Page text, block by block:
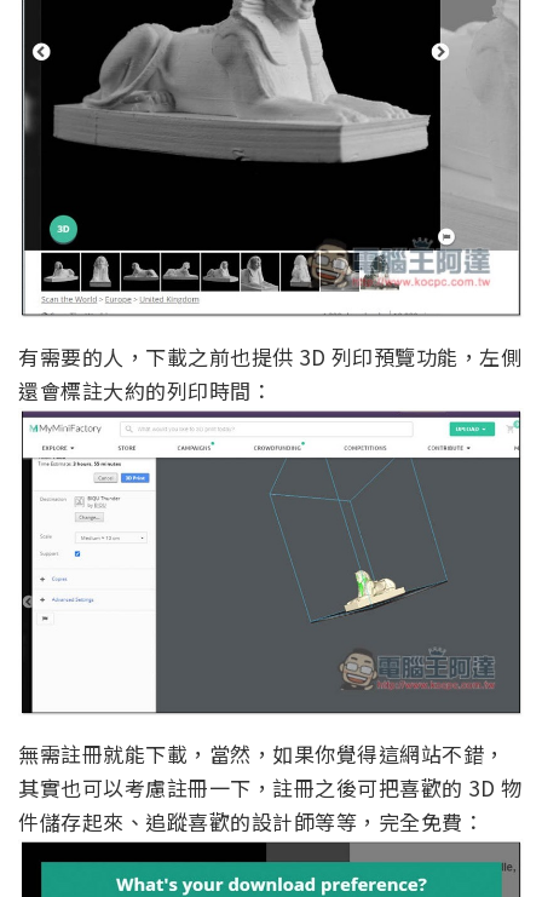
有需要的人，下載之前也提供 3D 列印預覽功能，左側
還會標註大約的列印時間：
無需註冊就能下載，當然，如果你覺得這網站不錯，
其實也可以考慮註冊一下，註冊之後可把喜歡的 3D 物
件儲存起來、追蹤喜歡的設計師等等，完全免費：